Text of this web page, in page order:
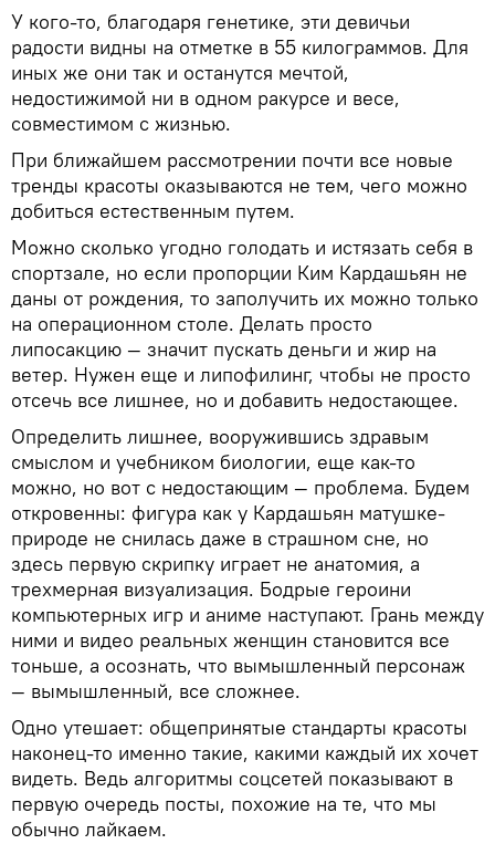
У кого-то, благодаря генетике, эти девичьи
радости видны на отметке в 55 килограммов. Для
иных же они так и останутся мечтой,
недостижимой ни в одном ракурсе и весе,
совместимом с жизнью.
При ближайшем рассмотрении почти все новые
тренды красоты оказываются не тем, чего можно
добиться естественным путем.
Можно сколько угодно голодать и истязать себя в
спортзале, но если пропорции Ким Кардашьян не
даны от рождения, то заполучить их можно только
на операционном столе. Делать просто
липосакцию — значит пускать деньги и жир на
ветер. Нужен еще и липофилинг, чтобы не просто
отсечь все лишнее, но и добавить недостающее.
Определить лишнее, вооружившись здравым
смыслом и учебником биологии, еще как-то
можно, но вот с недостающим — проблема. Будем
откровенны: фигура как у Кардашьян матушке-
природе не снилась даже в страшном сне, но
здесь первую скрипку играет не анатомия, а
трехмерная визуализация. Бодрые героини
компьютерных игр и аниме наступают. Грань между
ними и видео реальных женщин становится все
тоньше, а осознать, что вымышленный персонаж
— вымышленный, все сложнее.
Одно утешает: общепринятые стандарты красоты
наконец-то именно такие, какими каждый их хочет
видеть. Ведь алгоритмы соцсетей показывают в
первую очередь посты, похожие на те, что мы
обычно лайкаем.